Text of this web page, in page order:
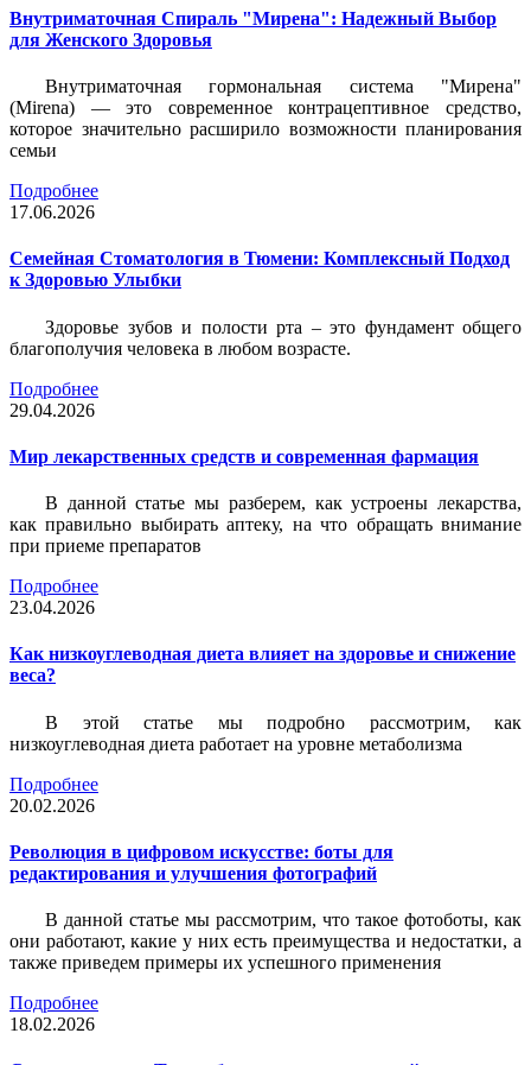
Внутриматочная Спираль "Мирена": Надежный Выбор
для Женского Здоровья
Внутриматочная гормональная система "Мирена"
(Mirena) — это современное контрацептивное средство,
которое значительно расширило возможности планирования
семьи
Подробнее
17.06.2026
Семейная Стоматология в Тюмени: Комплексный Подход
к Здоровью Улыбки
Здоровье зубов и полости рта – это фундамент общего
благополучия человека в любом возрасте.
Подробнее
29.04.2026
Мир лекарственных средств и современная фармация
В данной статье мы разберем, как устроены лекарства,
как правильно выбирать аптеку, на что обращать внимание
при приеме препаратов
Подробнее
23.04.2026
Как низкоуглеводная диета влияет на здоровье и снижение
веса?
В этой статье мы подробно рассмотрим, как
низкоуглеводная диета работает на уровне метаболизма
Подробнее
20.02.2026
Революция в цифровом искусстве: боты для
редактирования и улучшения фотографий
В данной статье мы рассмотрим, что такое фотоботы, как
они работают, какие у них есть преимущества и недостатки, а
также приведем примеры их успешного применения
Подробнее
18.02.2026